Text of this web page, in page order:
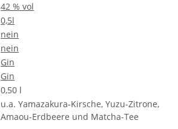
42 % vol
0,5l
nein
nein
Gin
Gin
0,50 l
u.a. Yamazakura-Kirsche, Yuzu-Zitrone,
Amaou-Erdbeere und Matcha-Tee